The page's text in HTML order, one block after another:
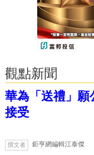
觀點新聞
華為「送禮」願
接受
撰文者 鉅亨網編輯江泰傑